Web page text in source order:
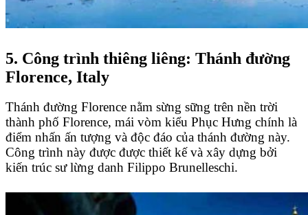
5. Công trình thiêng liêng: Thánh đường
Florence, Italy
Thánh đường Florence nằm sừng sững trên nền trời
thành phố Florence, mái vòm kiểu Phục Hưng chính là
điểm nhấn ấn tượng và độc đáo của thánh đường này.
Công trình này được được thiết kế và xây dựng bởi
kiến trúc sư lừng danh Filippo Brunelleschi.